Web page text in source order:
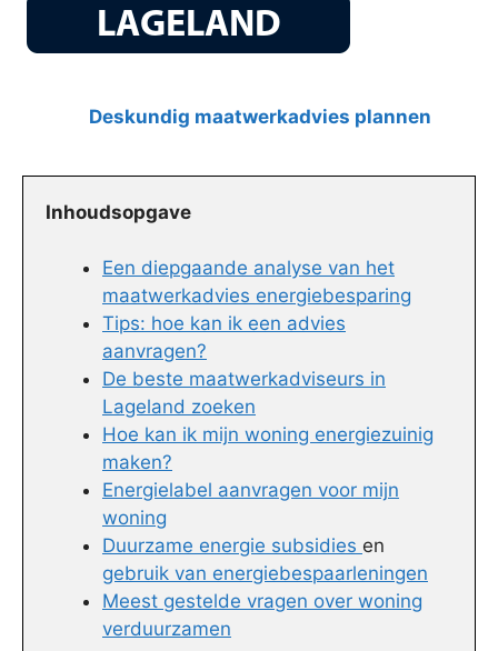
Deskundig maatwerkadvies plannen
Inhoudsopgave
Een diepgaande analyse van het
maatwerkadvies energiebesparing
Tips: hoe kan ik een advies
aanvragen?
De beste maatwerkadviseurs in
Lageland zoeken
Hoe kan ik mijn woning energiezuinig
maken?
Energielabel aanvragen voor mijn
woning
Duurzame energie subsidies en
gebruik van energiebespaarleningen
Meest gestelde vragen over woning
verduurzamen